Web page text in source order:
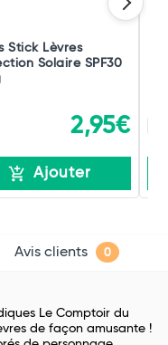
Stick Lèvres
Solaire SPF30
2,95€
Ajouter
Avis clients 0
Le Comptoir du
de façon amusante !